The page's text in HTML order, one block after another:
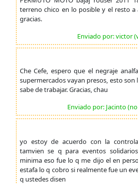
terreno chico en lo posible y el resto a
gracias.
Enviado por: victor
Che Cefe, espero que el negraje
supermercados vayan presos, esto son
sabe de trabajar. Gracias, chau
Enviado por: Jacinto
yo estoy de acuerdo con la
tamvien se q para eventos
minima eso fue lo q me dijo el en
estafa lo q cobro si realmente fue un
q ustedes disen